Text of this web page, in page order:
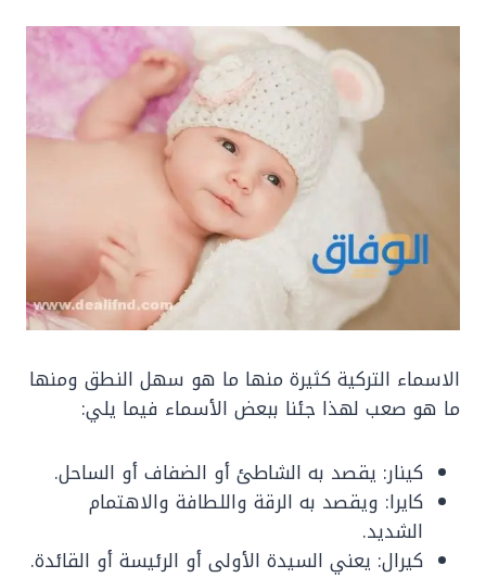
الاسماء التركية كثيرة منها ما هو سهل النطق ومنها
ما هو صعب لهذا جئنا ببعض الأسماء فيما يلي:
كينار: يقصد به الشاطئ أو الضفاف أو الساحل.
كايرا: ويقصد به الرقة واللطافة والاهتمام
الشديد.
كيرال: يعني السيدة الأولى أو الرئيسة أو القائدة.